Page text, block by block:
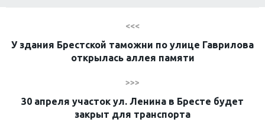
<<<
У здания Брестской таможни по улице Гаврилова
открылась аллея памяти
>>>
30 апреля участок ул. Ленина в Бресте будет
закрыт для транспорта